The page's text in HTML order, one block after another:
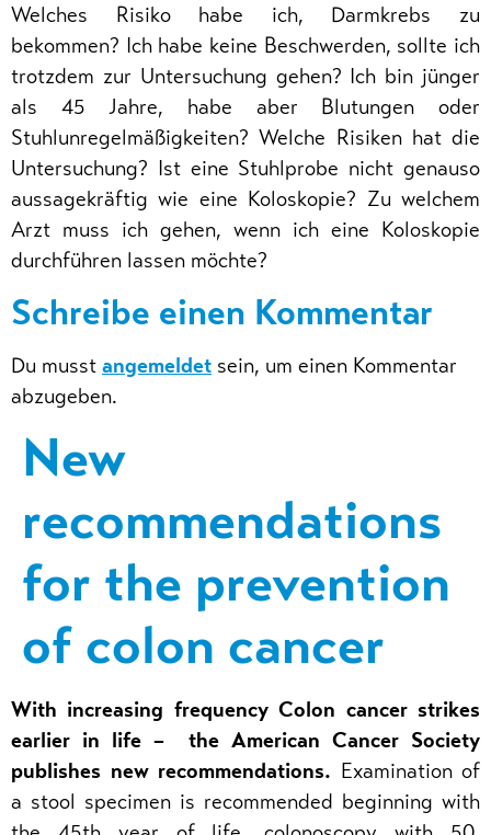
Welches Risiko habe ich, Darmkrebs zu
bekommen? Ich habe keine Beschwerden, sollte ich
trotzdem zur Untersuchung gehen? Ich bin jünger
als 45 Jahre, habe aber Blutungen oder
Stuhlunregelmäßigkeiten? Welche Risiken hat die
Untersuchung? Ist eine Stuhlprobe nicht genauso
aussagekräftig wie eine Koloskopie? Zu welchem
Arzt muss ich gehen, wenn ich eine Koloskopie
durchführen lassen möchte?
Schreibe einen Kommentar
Du musst angemeldet sein, um einen Kommentar
abzugeben.
New
recommendations
for the prevention
of colon cancer
With increasing frequency Colon cancer strikes
earlier in life – the American Cancer Society
publishes new recommendations. Examination of
a stool specimen is recommended beginning with